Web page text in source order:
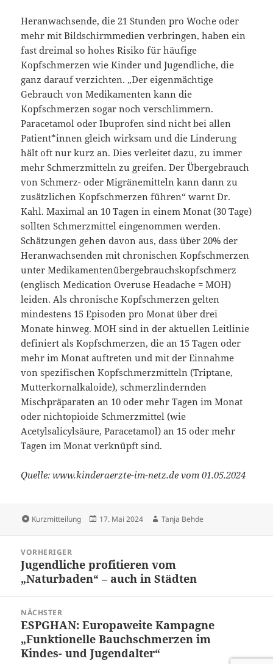
Heranwachsende, die 21 Stunden pro Woche oder
mehr mit Bildschirmmedien verbringen, haben ein
fast dreimal so hohes Risiko für häufige
Kopfschmerzen wie Kinder und Jugendliche, die
ganz darauf verzichten. „Der eigenmächtige
Gebrauch von Medikamenten kann die
Kopfschmerzen sogar noch verschlimmern.
Paracetamol oder Ibuprofen sind nicht bei allen
Patient*innen gleich wirksam und die Linderung
hält oft nur kurz an. Dies verleitet dazu, zu immer
mehr Schmerzmitteln zu greifen. Der Übergebrauch
von Schmerz- oder Migränemitteln kann dann zu
zusätzlichen Kopfschmerzen führen“ warnt Dr.
Kahl. Maximal an 10 Tagen in einem Monat (30 Tage)
sollten Schmerzmittel eingenommen werden.
Schätzungen gehen davon aus, dass über 20% der
Heranwachsenden mit chronischen Kopfschmerzen
unter Medikamentenübergebrauchskopfschmerz
(englisch Medication Overuse Headache = MOH)
leiden. Als chronische Kopfschmerzen gelten
mindestens 15 Episoden pro Monat über drei
Monate hinweg. MOH sind in der aktuellen Leitlinie
definiert als Kopfschmerzen, die an 15 Tagen oder
mehr im Monat auftreten und mit der Einnahme
von spezifischen Kopfschmerzmitteln (Triptane,
Mutterkornalkaloide), schmerzlindernden
Mischpräparaten an 10 oder mehr Tagen im Monat
oder nichtopioide Schmerzmittel (wie
Acetylsalicylsäure, Paracetamol) an 15 oder mehr
Tagen im Monat verknüpft sind.
Quelle: www.kinderaerzte-im-netz.de vom 01.05.2024
Format
Kurzmitteilung
Veröffentlicht
17. Mai 2024 Autor
Tanja Behde
VORHERIGER
Vorheriger
Beitrag:
Jugendliche profitieren vom
„Naturbaden“ – auch in Städten
NÄCHSTER
Nächster
Beitrag:
ESPGHAN: Europaweite Kampagne
„Funktionelle Bauchschmerzen im
Kindes- und Jugendalter“